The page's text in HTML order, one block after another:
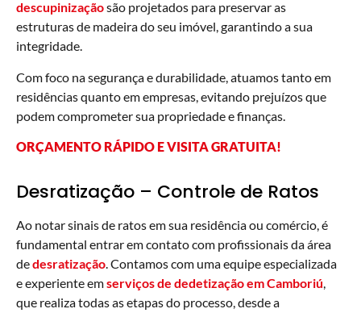
descupinizaçãosão projetados para preservar as
estruturas de madeira do seu imóvel, garantindo a sua
integridade.
Com foco na segurança e durabilidade, atuamos tanto em
residências quanto em empresas, evitando prejuízos que
podem comprometer sua propriedade e finanças.
ORÇAMENTO RÁPIDO E VISITA GRATUITA!
Desratização – Controle de Ratos
Ao notar sinais de ratos em sua residência ou comércio, é
fundamental entrar em contato com profissionais da área
dedesratização. Contamos com uma equipe especializada
e experiente emserviços de dedetização em Camboriú,
que realiza todas as etapas do processo, desde a